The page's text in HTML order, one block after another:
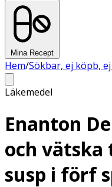
Mina Recept
Hem/Sökbar, ej köpb,
Läkemedel
Enanton
och vätska
susp i förf